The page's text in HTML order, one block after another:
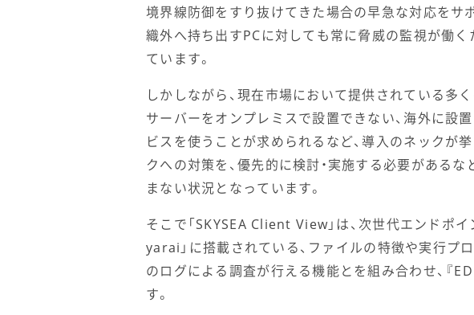
境界線防御をすり抜けてきた場合の早急な対応をサ
織外へ持ち出すPCに対しても常に脅威の監視が働
ています。
しかしながら、現在市場において提供されている多
サーバーをオンプレミスで設置できない、海外に設
ビスを使うことが求められるなど、導入のネックが
クへの対策を、優先的に検討・実施する必要がある
まない状況となっています。
そこで「SKYSEA Client View」は、次世代エンドポ
yarai」に搭載されている、ファイルの特徴や実行プ
のログによる調査が行える機能とを組み合わせ、『
す。